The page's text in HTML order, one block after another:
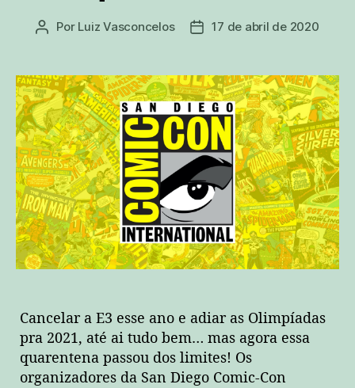
Autor
Por Luiz Vasconcelos
Data17 de abril de 2020
Cancelar a E3 esse ano e adiar as Olimpíadas
pra 2021, até ai tudo bem… mas agora essa
quarentena passou dos limites! Os
organizadores da San Diego Comic-Con